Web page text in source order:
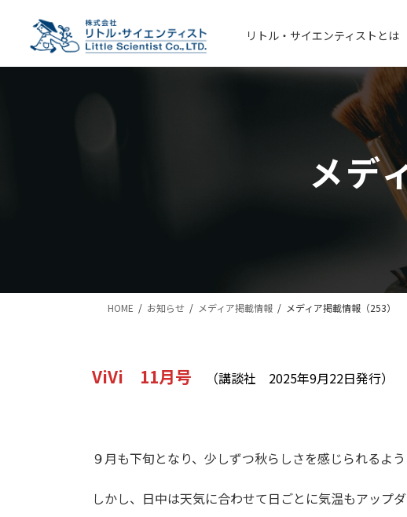
ン
ー
リトル・サイエンティストとは
メデ
HOME お知らせ メディア掲載情報 メディア掲載情報（253）
ViVi 11月号 （講談社 2025年9月22日発行）
９月も下旬となり、少しずつ秋らしさを感じられるよう
しかし、日中は天気に合わせて日ごとに気温もアップダ